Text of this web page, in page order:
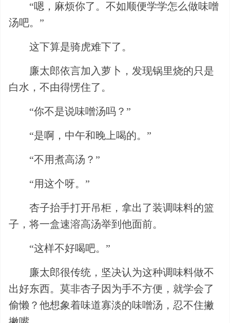
“嗯，麻烦你了。不如顺便学学怎么做味噌
汤吧。”
这下算是骑虎难下了。
廉太郎依言加入萝卜，发现锅里烧的只是
白水，不由得愣住了。
“你不是说味噌汤吗？”
“是啊，中午和晚上喝的。”
“不用煮高汤？”
“用这个呀。”
杏子抬手打开吊柜，拿出了装调味料的篮
子，将一盒速溶高汤举到他面前。
“这样不好喝吧。”
廉太郎很传统，坚决认为这种调味料做不
出好东西。莫非杏子因为手不方便，就学会了
偷懒？他想象着味道寡淡的味噌汤，忍不住撇